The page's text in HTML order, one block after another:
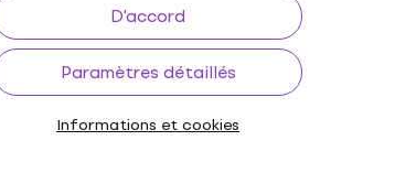
D'accord
Paramètres détaillés
Informations et cookies